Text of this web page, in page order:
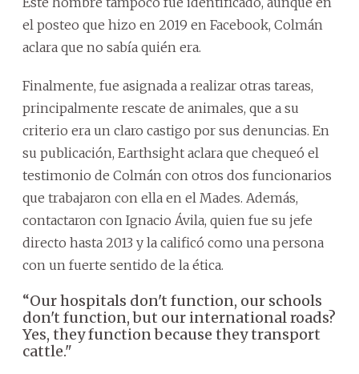
el posteo que hizo en 2019 en Facebook, Colmán
aclara que no sabía quién era.
Finalmente, fue asignada a realizar otras tareas,
principalmente rescate de animales, que a su
criterio era un claro castigo por sus denuncias. En
su publicación, Earthsight aclara que chequeó el
testimonio de Colmán con otros dos funcionarios
que trabajaron con ella en el Mades. Además,
contactaron con Ignacio Ávila, quien fue su jefe
directo hasta 2013 y la calificó como una persona
con un fuerte sentido de la ética.
“Our hospitals don't function, our schools
don't function, but our international roads?
Yes, they function because they transport
cattle."